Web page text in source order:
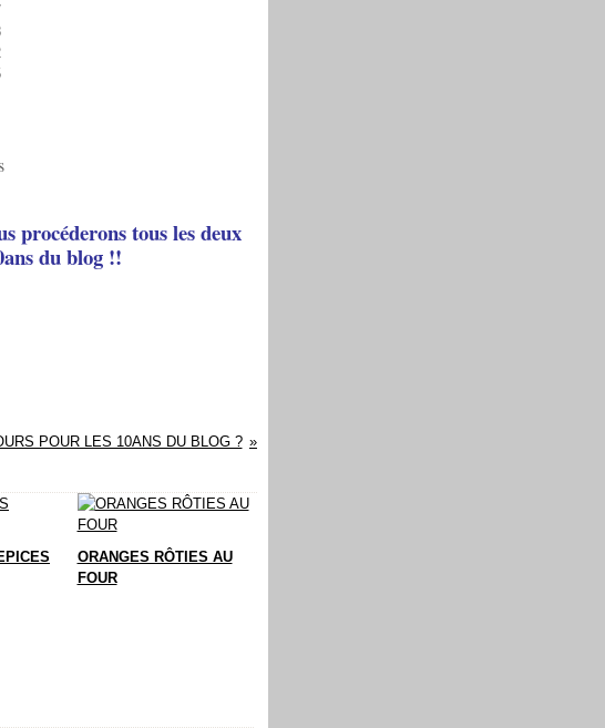
procéderons tous les deux
du blog !!
POUR LES 10ANS DU BLOG ?
ORANGES RÔTIES AU
FOUR